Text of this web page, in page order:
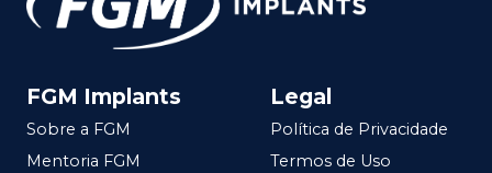
FGM Implants
Sobre a FGM
Mentoria FGM
Legal
Política de Privacidade
Termos de Uso